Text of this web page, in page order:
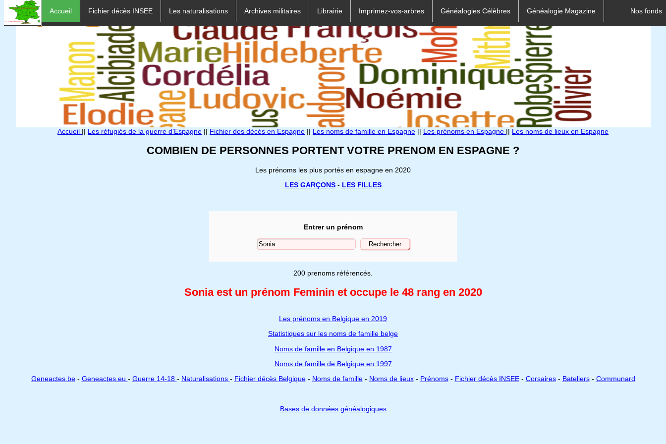
Accueil Fichier décès INSEE Les naturalisations Archives militaires Librairie Imprimez-vos-arbres Généalogies Célèbres Généalogie Magazine Nos fonds
Accueil || Les réfugiés de la guerre d'Espagne || Fichier des décès en Espagne || Les noms de famille en Espagne || Les prénoms en Espagne || Les noms de lieux en Espagne
COMBIEN DE PERSONNES PORTENT VOTRE PRENOM EN ESPAGNE ?
Les prénoms les plus portés en espagne en 2020
LES GARÇONS- LES FILLES
Entrer un prénom
200 prenoms référencés.
Sonia est un prénom Feminin et occupe le 48 rang en 2020
Les prénoms en Belgique en 2019
Statistiques sur les noms de famille belge
Noms de famille en Belgique en 1987
Noms de famille de Belgique en 1997
Geneactes.be- Geneactes.eu - Guerre 14-18 - Naturalisations - Fichier décès Belgique- Noms de famille- Noms de lieux- Prénoms- Fichier décès INSEE- Corsaires- Bateliers- Communard
Bases de données généalogiques